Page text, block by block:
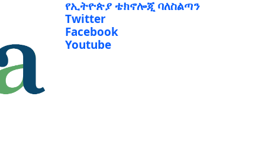
Twitter
Facebook
Youtube